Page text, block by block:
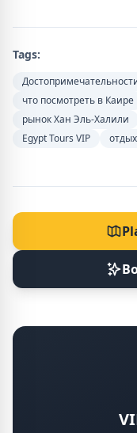
Tags:
что посмотреть в Каире
рынок Хан Эль-Халили
Egypt Tours VIP